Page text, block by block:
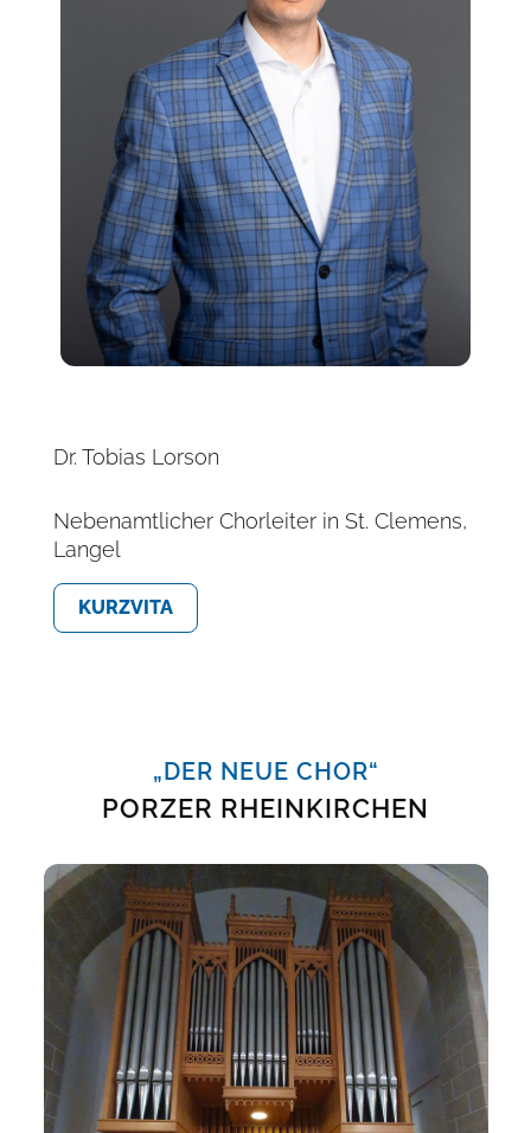
Dr. Tobias Lorson
Nebenamtlicher Chorleiter in St. Clemens,
Langel
KURZVITA
„DER NEUE CHOR“
PORZER RHEINKIRCHEN